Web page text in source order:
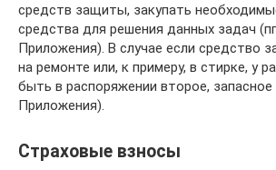
средств защиты, закупать
средства для решения данных задач
Приложения). В случае если средство
на ремонте или, к примеру, в стирке, у
быть в распоряжении второе,
Приложения).
Страховые взносы